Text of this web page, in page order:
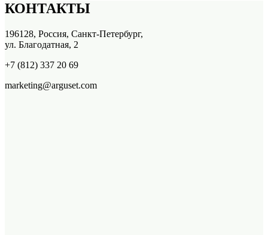
КОНТАКТЫ
196128, Россия, Санкт-Петербург,
ул. Благодатная, 2
+7 (812) 337 20 69
marketing@arguset.com